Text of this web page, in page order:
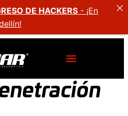
DE HACKERS - ¡En